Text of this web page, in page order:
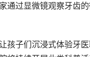
通过显微镜观察牙齿
孩子们沉浸式体验牙